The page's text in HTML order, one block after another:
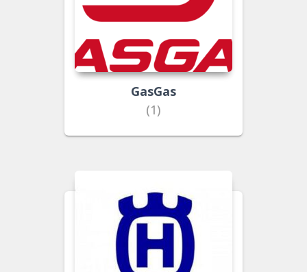
GasGas
(1)